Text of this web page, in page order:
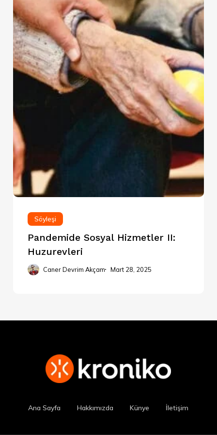
Söyleşi
Pandemide Sosyal Hizmetler II:
Huzurevleri
Caner Devrim Akçam Mart 28, 2025
Ana Sayfa Hakkımızda Künye İletişim